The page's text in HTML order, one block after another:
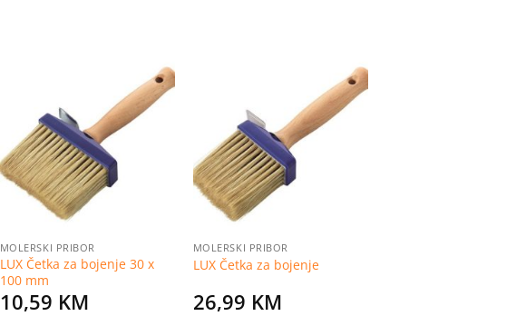
Dodaj
na
MOLERSKI PRIBOR
LUX Četka za bojenje 30 x
100 mm
10,59 KM
Dodaj
na
MOLERSKI PRIBOR
LUX Četka za bojenje
26,99 KM